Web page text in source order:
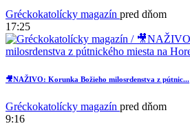
Gréckokatolícky magazín pred dňom
17:25
🎥NAŽIVO: Korunka Božieho milosrdenstva z pútnic...
Gréckokatolícky magazín pred dňom
9:16